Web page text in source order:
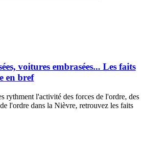
voitures embrasées... Les faits
en bref
rythment l'activité des forces de l'ordre, des
l'ordre dans la Nièvre, retrouvez les faits